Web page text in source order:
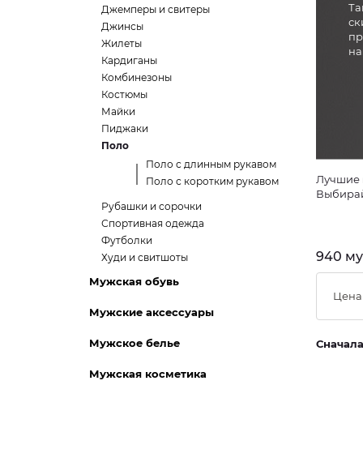
Лучшие
940
Цена
Джемперы и свитеры
Джинсы
Жилеты
Кардиганы
Комбинезоны
Костюмы
Майки
Пиджаки
Поло
Поло с длинным рукавом
Поло с коротким рукавом
Рубашки и сорочки
Спортивная одежда
Футболки
Худи и свитшоты
Мужская обувь
Мужские аксессуары
Мужское белье
Мужская косметика